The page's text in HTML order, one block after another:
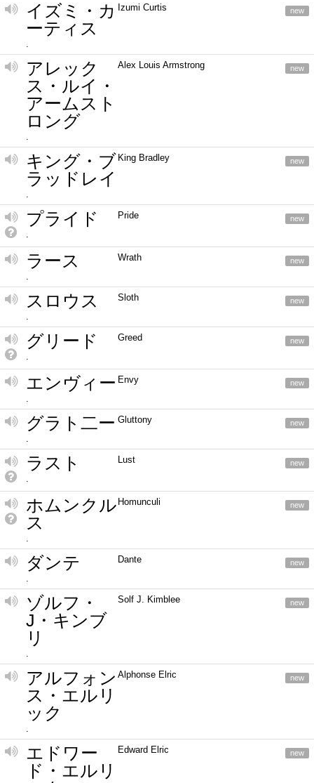
イズミ・カ
ーティス
.
Izumi Curtis new
アレック
ス・ルイ・
アームスト
ロング
.
Alex Louis Armstrong new
キング・ブ
ラッドレイ
.
King Bradley new
プライド
.
Pride new
ラース
.
Wrath new
スロウス
.
Sloth new
グリード
.
Greed new
エンヴィー
.
Envy new
グラト二ー
.
Gluttony new
ラスト
.
Lust new
ホムンクル
ス
.
Homunculi new
ダンテ
.
Dante new
ゾルフ・
J・キンブ
リ
.
Solf J. Kimblee new
アルフォン
ス・エルリ
ック
.
Alphonse Elric new
エドワー
ド・エルリ
Edward Elric new